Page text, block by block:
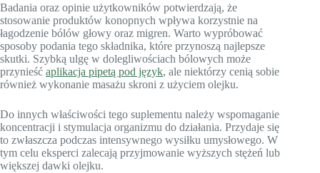
Badania oraz opinie użytkowników potwierdzają, że
stosowanie produktów konopnych wpływa korzystnie na
łagodzenie bólów głowy oraz migren. Warto wypróbować
sposoby podania tego składnika, które przynoszą najlepsze
skutki. Szybką ulgę w dolegliwościach bólowych może
przynieść aplikacja pipetą pod język, ale niektórzy cenią sobie
również wykonanie masażu skroni z użyciem olejku.
Do innych właściwości tego suplementu należy wspomaganie
koncentracji i stymulacja organizmu do działania. Przydaje się
to zwłaszcza podczas intensywnego wysiłku umysłowego. W
tym celu eksperci zalecają przyjmowanie wyższych stężeń lub
większej dawki olejku.